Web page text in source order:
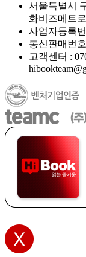
서울특별시
화비즈메트
사업자등록
통신판매번
고객센터 :